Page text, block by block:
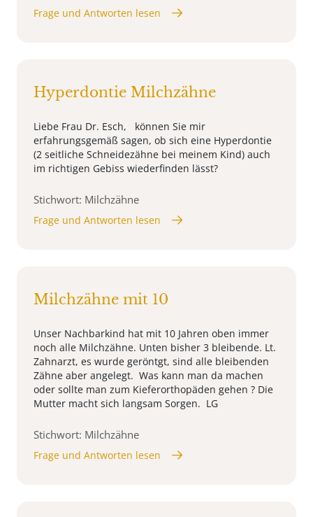
Frage und Antworten lesen
Hyperdontie Milchzähne
Liebe Frau Dr. Esch, können Sie mir
erfahrungsgemäß sagen, ob sich eine Hyperdontie
(2 seitliche Schneidezähne bei meinem Kind) auch
im richtigen Gebiss wiederfinden lässt?
Stichwort: Milchzähne
Frage und Antworten lesen
Milchzähne mit 10
Unser Nachbarkind hat mit 10 Jahren oben immer
noch alle Milchzähne. Unten bisher 3 bleibende. Lt.
Zahnarzt, es wurde geröntgt, sind alle bleibenden
Zähne aber angelegt. Was kann man da machen
oder sollte man zum Kieferorthopäden gehen ? Die
Mutter macht sich langsam Sorgen. LG
Stichwort: Milchzähne
Frage und Antworten lesen